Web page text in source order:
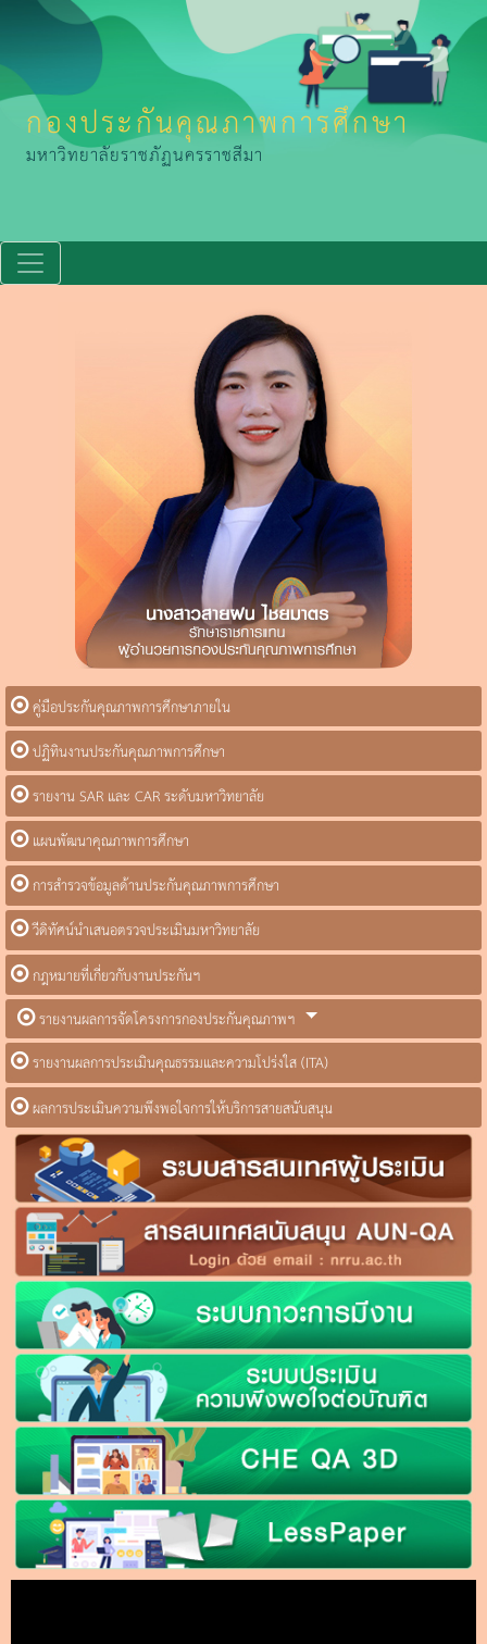
กองประกันคุณภาพการศึกษา
มหาวิทยาลัยราชภัฏนครราชสีมา
คู่มือประกันคุณภาพการศึกษาภายใน
ปฏิทินงานประกันคุณภาพการศึกษา
รายงาน SAR และ CAR ระดับมหาวิทยาลัย
แผนพัฒนาคุณภาพการศึกษา
การสำรวจข้อมูลด้านประกันคุณภาพการศึกษา
วีดิทัศน์นำเสนอตรวจประเมินมหาวิทยาลัย
กฎหมายที่เกี่ยวกับงานประกันฯ
รายงานผลการจัดโครงการกองประกันคุณภาพฯ
รายงานผลการประเมินคุณธรรมและความโปร่งใส (ITA)
ผลการประเมินความพึงพอใจการให้บริการสายสนับสนุน